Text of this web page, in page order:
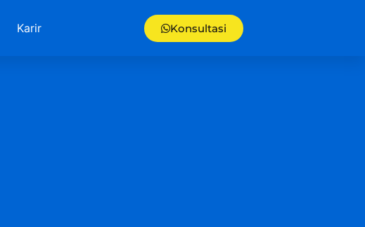
Karir Konsultasi